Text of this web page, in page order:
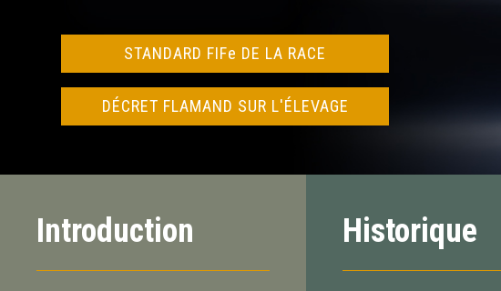
STANDARD FIFe DE LA RACE
DÉCRET FLAMAND SUR L'ÉLEVAGE
Introduction Historique